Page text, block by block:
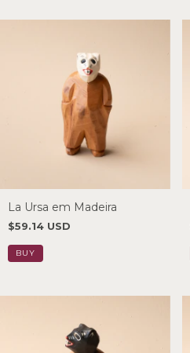
La Ursa em Madeira
$59.14 USD